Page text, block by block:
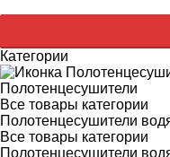
Категории
Полотенцесушители
Все товары категории
Полотенцесушители
Все товары категории
Полотенцесушители